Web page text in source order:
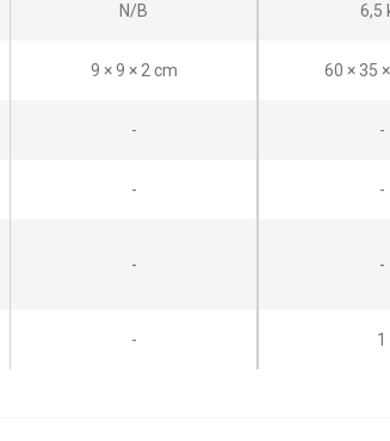
N/B 6,5
9 × 9 × 2 cm 60 × 35
- -
- -
- -
- 1